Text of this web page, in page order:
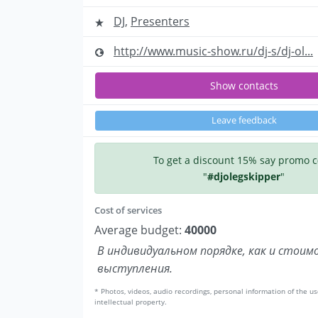
DJ, Presenters
http://www.music-show.ru/dj-s/dj-ol...
Show contacts
Leave feedback
To get a discount 15% say promo
"#djolegskipper"
Cost of services
Average budget: 40000
В индивидуальном порядке, как и
выступления.
* Photos, videos, audio recordings, personal information of the
intellectual property.